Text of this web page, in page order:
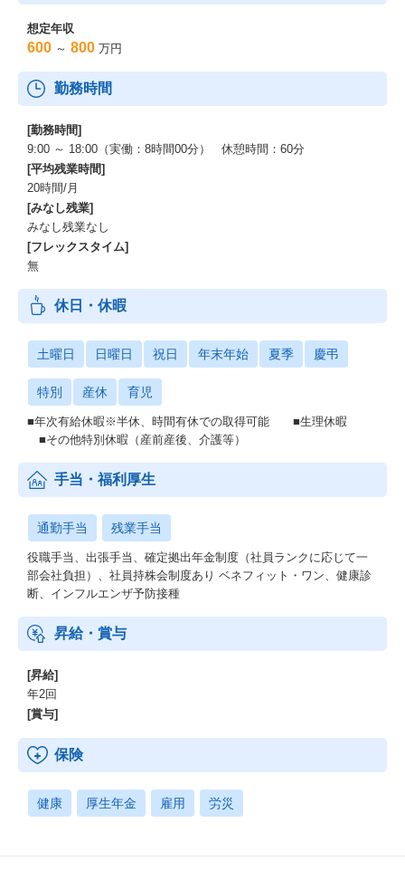
想定年収
600 ～ 800 万円
勤務時間
[勤務時間]
9:00 ～ 18:00（実働：8時間00分） 休憩時間：60分
[平均残業時間]
20時間/月
[みなし残業]
みなし残業なし
[フレックスタイム]
無
休日・休暇
土曜日 日曜日 祝日 年末年始 夏季 慶弔
特別 産休 育児
■年次有給休暇※半休、時間有休での取得可能 ■生理休暇
■その他特別休暇（産前産後、介護等）
手当・福利厚生
通勤手当 残業手当
役職手当、出張手当、確定拠出年金制度（社員ランクに応じて一
部会社負担）、社員持株会制度あり ベネフィット・ワン、健康診
断、インフルエンザ予防接種
昇給・賞与
[昇給]
年2回
[賞与]
保険
健康 厚生年金 雇用 労災